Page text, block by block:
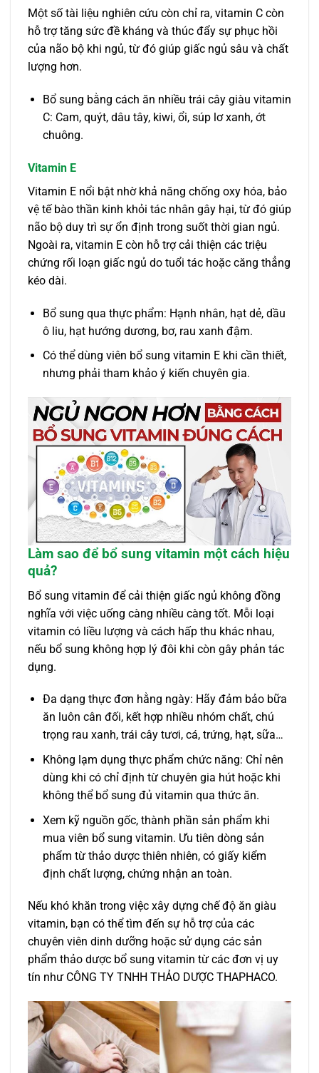
Một số tài liệu nghiên cứu còn chỉ ra, vitamin C còn
hỗ trợ tăng sức đề kháng và thúc đẩy sự phục hồi
của não bộ khi ngủ, từ đó giúp giấc ngủ sâu và chất
lượng hơn.
Bổ sung bằng cách ăn nhiều trái cây giàu vitamin
C: Cam, quýt, dâu tây, kiwi, ổi, súp lơ xanh, ớt
chuông.
Vitamin E
Vitamin E nổi bật nhờ khả năng chống oxy hóa, bảo
vệ tế bào thần kinh khỏi tác nhân gây hại, từ đó giúp
não bộ duy trì sự ổn định trong suốt thời gian ngủ.
Ngoài ra, vitamin E còn hỗ trợ cải thiện các triệu
chứng rối loạn giấc ngủ do tuổi tác hoặc căng thẳng
kéo dài.
Bổ sung qua thực phẩm: Hạnh nhân, hạt dẻ, dầu
ô liu, hạt hướng dương, bơ, rau xanh đậm.
Có thể dùng viên bổ sung vitamin E khi cần thiết,
nhưng phải tham khảo ý kiến chuyên gia.
Làm sao để bổ sung vitamin một cách hiệu
quả?
Bổ sung vitamin để cải thiện giấc ngủ không đồng
nghĩa với việc uống càng nhiều càng tốt. Mỗi loại
vitamin có liều lượng và cách hấp thu khác nhau,
nếu bổ sung không hợp lý đôi khi còn gây phản tác
dụng.
Đa dạng thực đơn hằng ngày: Hãy đảm bảo bữa
ăn luôn cân đối, kết hợp nhiều nhóm chất, chú
trọng rau xanh, trái cây tươi, cá, trứng, hạt, sữa…
Không lạm dụng thực phẩm chức năng: Chỉ nên
dùng khi có chỉ định từ chuyên gia hút hoặc khi
không thể bổ sung đủ vitamin qua thức ăn.
Xem kỹ nguồn gốc, thành phần sản phẩm khi
mua viên bổ sung vitamin. Ưu tiên dòng sản
phẩm từ thảo dược thiên nhiên, có giấy kiểm
định chất lượng, chứng nhận an toàn.
Nếu khó khăn trong việc xây dựng chế độ ăn giàu
vitamin, bạn có thể tìm đến sự hỗ trợ của các
chuyên viên dinh dưỡng hoặc sử dụng các sản
phẩm thảo dược bổ sung vitamin từ các đơn vị uy
tín như CÔNG TY TNHH THẢO DƯỢC THAPHACO.